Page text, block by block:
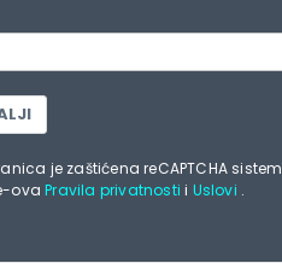
je zaštićena reCAPTCHA
ovaPravila privatnosti i Uslovi .